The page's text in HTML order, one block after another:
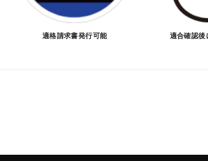
適格請求書発行可能 適合確認後